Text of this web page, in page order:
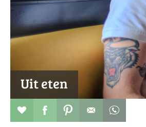
Uit eten
Verhaal toevoegen aan favorieten
Deel dit op facebook
Deel dit op pinterest